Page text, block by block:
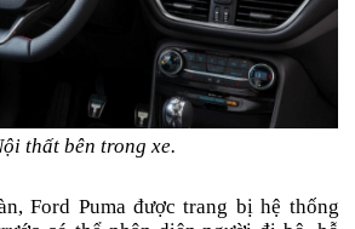
thất bên trong xe.
Ford Puma được trang bị hệ thống